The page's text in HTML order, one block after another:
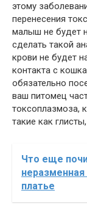
этому
перенесения
малыш не будет
сделать такой
крови не будет
контакта с
обязательно
ваш питомец
токсоплазмоза,
такие как
Что еще
платье